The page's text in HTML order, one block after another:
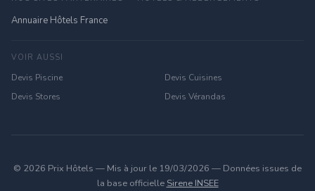
Annuaire Hôtels France
VOIR AUSSI
Devis Piscine
Devis Cuisines
Devis Stores
Devis Vérandas
© 2026 Prix Hôtels — Mis à jour le 19/03/2026 — Données issues de
la base officielle Sirene INSEE